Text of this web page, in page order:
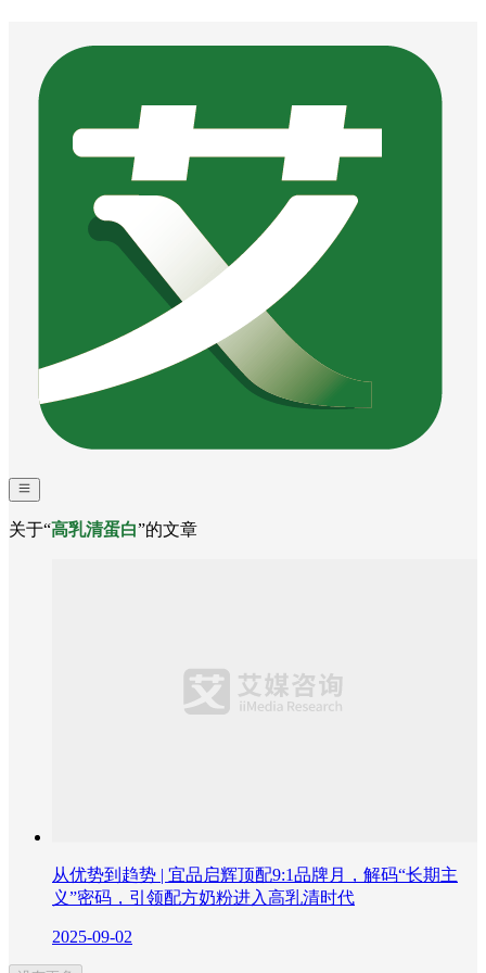
关于“高乳清蛋白”的文章
从优势到趋势 | 宜品启辉顶配9:1品牌月，解码“长期主
义”密码，引领配方奶粉进入高乳清时代
2025-09-02